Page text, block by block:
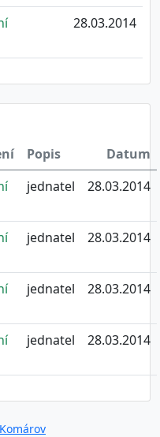
28.03.2014
Popis
Datum
jednatel 28.03.2014
jednatel 28.03.2014
jednatel 28.03.2014
jednatel 28.03.2014